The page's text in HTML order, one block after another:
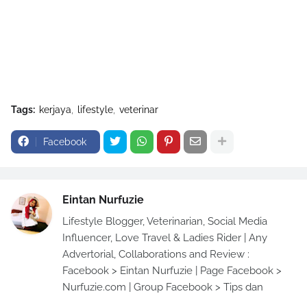
Tags: kerjaya lifestyle veterinar
Facebook
Eintan Nurfuzie
Lifestyle Blogger, Veterinarian, Social Media
Influencer, Love Travel & Ladies Rider | Any
Advertorial, Collaborations and Review :
Facebook > Eintan Nurfuzie | Page Facebook >
Nurfuzie.com | Group Facebook > Tips dan